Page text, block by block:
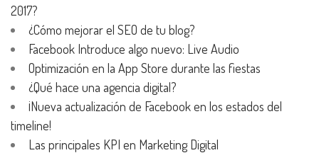
2017?
¿Cómo mejorar el SEO de tu blog?
Facebook Introduce algo nuevo: Live Audio
Optimización en la App Store durante las fiestas
¿Qué hace una agencia digital?
¡Nueva actualización de Facebook en los estados del
timeline!
Las principales KPI en Marketing Digital